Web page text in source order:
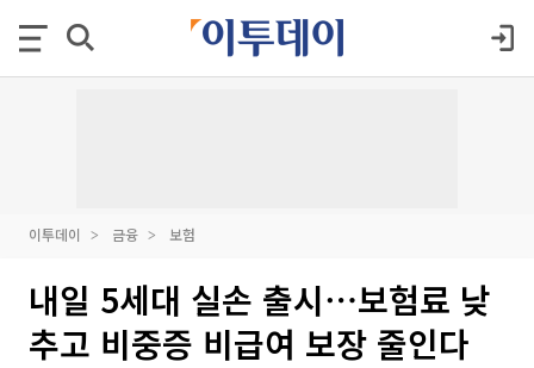
이투데이 금융 보험
내일 5세대 실손 출시⋯보험료 낮
추고 비중증 비급여 보장 줄인다